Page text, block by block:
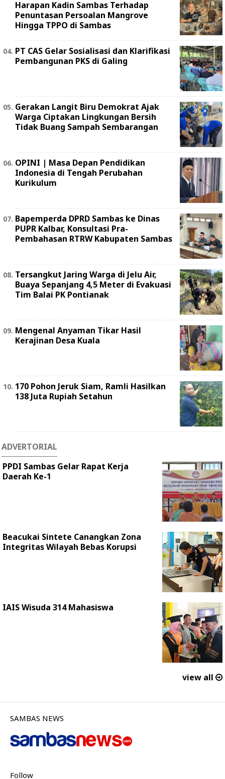
Harapan Kadin Sambas Terhadap
Penuntasan Persoalan Mangrove
Hingga TPPO di Sambas
PT CAS Gelar Sosialisasi dan Klarifikasi
Pembangunan PKS di Galing
Gerakan Langit Biru Demokrat Ajak
Warga Ciptakan Lingkungan Bersih
Tidak Buang Sampah Sembarangan
OPINI | Masa Depan Pendidikan
Indonesia di Tengah Perubahan
Kurikulum
Bapemperda DPRD Sambas ke Dinas
PUPR Kalbar, Konsultasi Pra-
Pembahasan RTRW Kabupaten Sambas
Tersangkut Jaring Warga di Jelu Air,
Buaya Sepanjang 4,5 Meter di Evakuasi
Tim Balai PK Pontianak
Mengenal Anyaman Tikar Hasil
Kerajinan Desa Kuala
170 Pohon Jeruk Siam, Ramli Hasilkan
138 Juta Rupiah Setahun
ADVERTORIAL
PPDI Sambas Gelar Rapat Kerja
Daerah Ke-1
Beacukai Sintete Canangkan Zona
Integritas Wilayah Bebas Korupsi
IAIS Wisuda 314 Mahasiswa
view all
SAMBAS NEWS
Follow